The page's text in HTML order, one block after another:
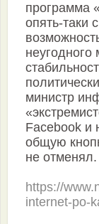
программа
опять-таки
министр
Facebook и
общую
не отменял.
https://
internet-po-